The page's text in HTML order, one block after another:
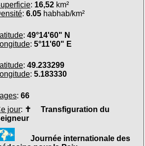
: 16,52km²
: 6.05habhab/km²
: 49°14'60" N
: 5°11'60" E
: 49.233299
: 5.183330
: 66
jour: ✝ Transfiguration du
Journée internationale des